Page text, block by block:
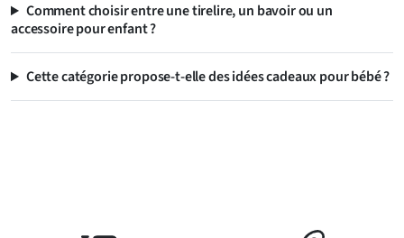
Comment choisir entre une tirelire, un bavoir ou un
accessoire pour enfant ?
Cette catégorie propose-t-elle des idées cadeaux pour bébé ?